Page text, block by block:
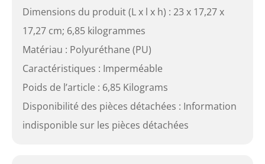
Dimensions du produit (L x l x h) : 23 x 17,27 x
17,27 cm; 6,85 kilogrammes
Matériau : Polyuréthane (PU)
Caractéristiques : Imperméable
Poids de l’article : 6,85 Kilograms
Disponibilité des pièces détachées : Information
indisponible sur les pièces détachées